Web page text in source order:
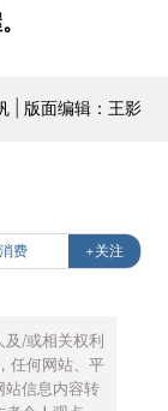
| 版面编辑：王影
费 +关注
及/或相关权利
任何网站、平
站信息内容转